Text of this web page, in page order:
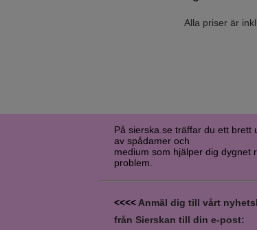
Alla priser är
På sierska.se träffar du ett brett
av spådamer och
medium som hjälper dig dygnet
problem.
<<<< Anmäl dig till vårt
från Sierskan till din e-post: